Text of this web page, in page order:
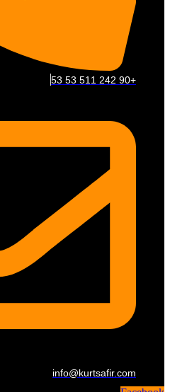
+90 242 511 53 53
info@kurtsafir.com